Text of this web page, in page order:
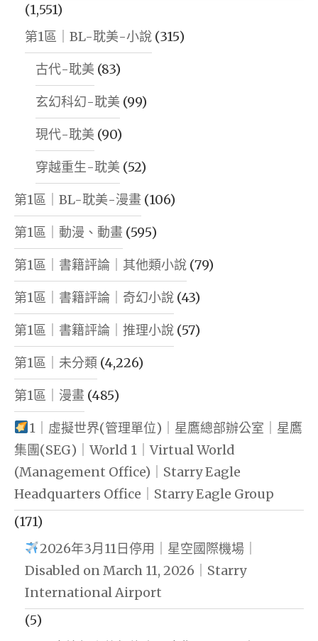
(1,551)
第1區｜BL-耽美-小說 (315)
古代-耽美 (83)
玄幻科幻-耽美 (99)
現代-耽美 (90)
穿越重生-耽美 (52)
第1區｜BL-耽美-漫畫 (106)
第1區｜動漫、動畫 (595)
第1區｜書籍評論｜其他類小說 (79)
第1區｜書籍評論｜奇幻小說 (43)
第1區｜書籍評論｜推理小說 (57)
第1區｜未分類 (4,226)
第1區｜漫畫 (485)
1｜虛擬世界(管理單位)｜星鷹總部辦公室｜星鷹
集團(SEG)｜World 1｜Virtual World
(Management Office)｜Starry Eagle
Headquarters Office｜Starry Eagle Group
(171)
2026年3月11日停用｜星空國際機場｜
Disabled on March 11, 2026｜Starry
International Airport
(5)